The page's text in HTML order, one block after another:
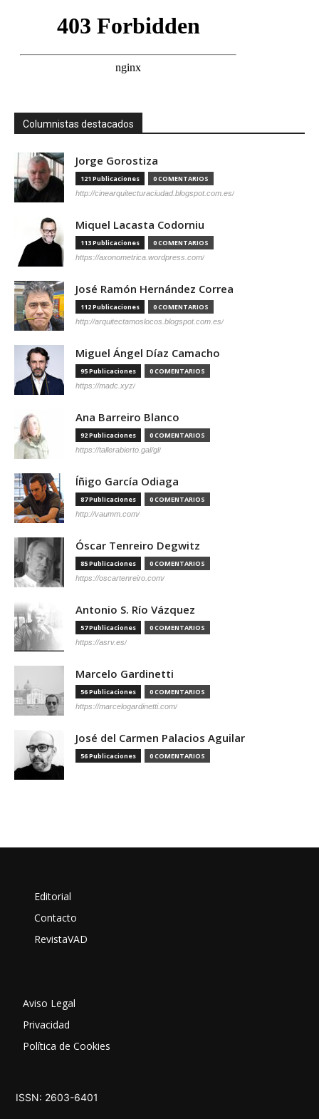
Columnistas destacados
Jorge Gorostiza
121 Publicaciones 0 COMENTARIOS
http://cinearquitecturaciudad.blogspot.com.es/
Miquel Lacasta Codorniu
113 Publicaciones 0 COMENTARIOS
https://axonometrica.wordpress.com/
José Ramón Hernández Correa
112 Publicaciones 0 COMENTARIOS
http://arquitectamoslocos.blogspot.com.es/
Miguel Ángel Díaz Camacho
95 Publicaciones 0 COMENTARIOS
https://madc.xyz/
Ana Barreiro Blanco
92 Publicaciones 0 COMENTARIOS
https://tallerabierto.gal/gl/
Íñigo García Odiaga
87 Publicaciones 0 COMENTARIOS
http://vaumm.com/
Óscar Tenreiro Degwitz
85 Publicaciones 0 COMENTARIOS
https://oscartenreiro.com/
Antonio S. Río Vázquez
57 Publicaciones 0 COMENTARIOS
https://asrv.es/
Marcelo Gardinetti
56 Publicaciones 0 COMENTARIOS
https://marcelogardinetti.com/
José del Carmen Palacios Aguilar
56 Publicaciones 0 COMENTARIOS
Editorial
Contacto
RevistaVAD
Aviso Legal
Privacidad
Política de Cookies
ISSN: 2603-6401